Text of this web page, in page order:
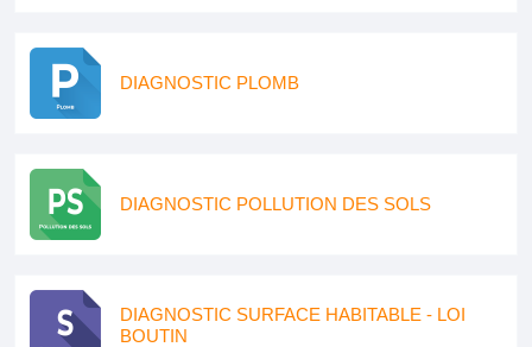
DIAGNOSTIC PLOMB
DIAGNOSTIC POLLUTION DES SOLS
DIAGNOSTIC SURFACE HABITABLE - LOI
BOUTIN